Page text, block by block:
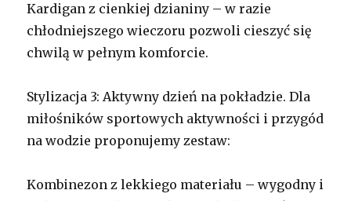
Kardigan z cienkiej dzianiny – w razie
chłodniejszego wieczoru pozwoli cieszyć się
chwilą w pełnym komforcie.
Stylizacja 3: Aktywny dzień na pokładzie. Dla
miłośników sportowych aktywności i przygód
na wodzie proponujemy zestaw:
Kombinezon z lekkiego materiału – wygodny i